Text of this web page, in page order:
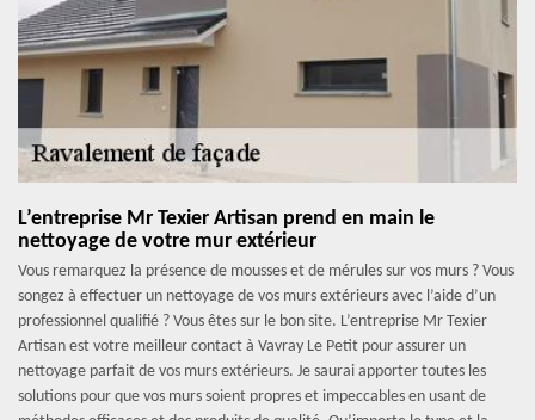
L’entreprise Mr Texier Artisan prend en main le
nettoyage de votre mur extérieur
Vous remarquez la présence de mousses et de mérules sur vos murs ? Vous
songez à effectuer un nettoyage de vos murs extérieurs avec l’aide d’un
professionnel qualifié ? Vous êtes sur le bon site. L’entreprise Mr Texier
Artisan est votre meilleur contact à Vavray Le Petit pour assurer un
nettoyage parfait de vos murs extérieurs. Je saurai apporter toutes les
solutions pour que vos murs soient propres et impeccables en usant de